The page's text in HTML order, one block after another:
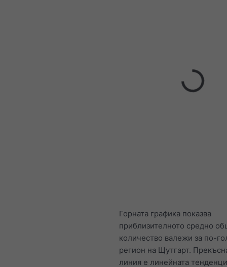
Горната графика показва
приблизителното средно
количество валежи за по-
регион на Щутгарт.
линия е линейната